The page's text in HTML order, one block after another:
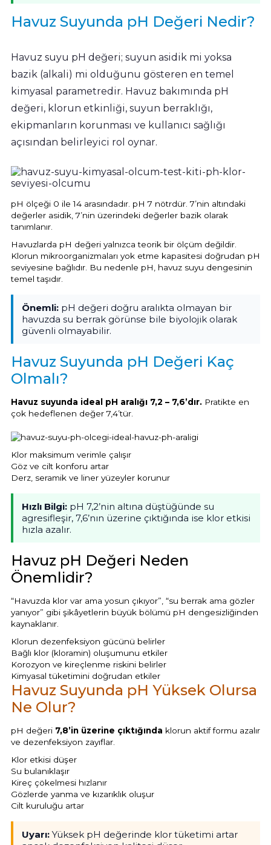
Yosun Önleyici
Havuz Suyu Parlatıcı
Çöktürücü
Havuz PH
Sıvı pH Düşürücü
İyon Bağlayıcı
Gemaş %90 Tablet Klor
Gemaş hazır kimyasal bakım seti
Gemaş Multi Tablet Klor 200 gr
Wtr Havuz
Ayak Dezenfektanı
Demir ve Setlik Giderici
Havuz Suyu Bağlı Klor Giderici
Kalsiyum Hipoklorit %65 Klor
Sıvı Asit Hidroklorik
Sıvı Klor Sodyum Hipoklorit
Toz Ph+ Yükseltici
Havuz Sıvı Klor
Havuz Bağlı Klor Giderici
Havuz İyon Baglayıcı
Havuz Kışlık Bakım Ürünü
Selenoid Havuz Kimyasalları
Ayak Dezenfektanı
Havuz Filtre
Havuz Kış Kimyasalı
Kalsiyum Hipoklorit
Tuz
Temizleyici
Hayward Havuz
Beatbot Havuz
Bwt Havuz Robotları
Spino Havuz
Gemaş Tuz
Lamba Yedek
Süs Havuzu
Havuz Dip
Havuz Besi
Havuz Dozaj
Mspa Jakuzi
Su Sporları Dünyası
Havuz Elektrik
Havuz
Bahçe Süs Havuzu
Ayak Havuzu
Bahçe Havuz
Havuz Robotu Yedek
Havuz Güvenlik
Havuz
Kapağı
Havuz Suyunda pH Değeri Nedir?
Havuz suyu pH değeri; suyun asidik mi yoksa
bazik (alkali) mi olduğunu gösteren en temel
kimyasal parametredir. Havuz bakımında pH
değeri, klorun etkinliği, suyun berraklığı,
ekipmanların korunması ve kullanıcı sağlığı
açısından belirleyici rol oynar.
pH ölçeği 0 ile 14 arasındadır. pH 7 nötrdür. 7’nin altındaki
değerler asidik, 7’nin üzerindeki değerler bazik olarak
tanımlanır.
Havuzlarda pH değeri yalnızca teorik bir ölçüm değildir.
Klorun mikroorganizmaları yok etme kapasitesi doğrudan pH
seviyesine bağlıdır. Bu nedenle pH, havuz suyu dengesinin
temel taşıdır.
Önemli: pH değeri doğru aralıkta olmayan bir
havuzda su berrak görünse bile biyolojik olarak
güvenli olmayabilir.
Havuz Suyunda pH Değeri Kaç
Olmalı?
Havuz suyunda ideal pH aralığı 7,2 – 7,6’dır. Pratikte en
çok hedeflenen değer 7,4’tür.
Klor maksimum verimle çalışır
Göz ve cilt konforu artar
Derz, seramik ve liner yüzeyler korunur
Hızlı Bilgi: pH 7,2’nin altına düştüğünde su
agresifleşir, 7,6’nın üzerine çıktığında ise klor etkisi
hızla azalır.
Havuz pH Değeri Neden
Önemlidir?
“Havuzda klor var ama yosun çıkıyor”, “su berrak ama gözler
yanıyor” gibi şikâyetlerin büyük bölümü pH dengesizliğinden
kaynaklanır.
Klorun dezenfeksiyon gücünü belirler
Bağlı klor (kloramin) oluşumunu etkiler
Korozyon ve kireçlenme riskini belirler
Kimyasal tüketimini doğrudan etkiler
Havuz Suyunda pH Yüksek Olursa
Ne Olur?
pH değeri 7,8’in üzerine çıktığında klorun aktif formu azalır
ve dezenfeksiyon zayıflar.
Klor etkisi düşer
Su bulanıklaşır
Kireç çökelmesi hızlanır
Gözlerde yanma ve kızarıklık oluşur
Cilt kuruluğu artar
Uyarı: Yüksek pH değerinde klor tüketimi artar